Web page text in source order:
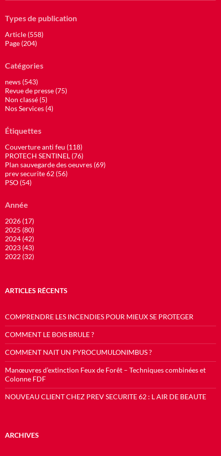
Types de publication
Article (558)
Page (204)
Catégories
news (543)
Revue de presse (75)
Non classé (5)
Nos Services (4)
Étiquettes
Couverture anti feu (118)
PROTECH SENTINEL (76)
Plan sauvegarde des oeuvres (69)
prev securite 62 (56)
PSO (54)
Année
2026 (17)
2025 (80)
2024 (42)
2023 (43)
2022 (32)
ARTICLES RÉCENTS
COMPRENDRE LES INCENDIES POUR MIEUX SE PROTEGER
COMMENT LE BOIS BRULE ?
COMMENT NAIT UN PYROCUMULONIMBUS ?
Manœuvres d’extinction Feux de Forêt – Techniques combinées et
Colonne FDF
NOUVEAU CLIENT CHEZ PREV SECURITE 62 : L AIR DE BEAUTE
ARCHIVES